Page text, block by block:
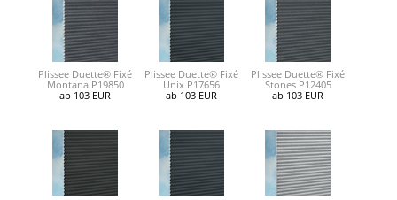
Plissee Duette® Fixé
Montana P19850
ab 103 EUR
Plissee Duette® Fixé
Unix P17656
ab 103 EUR
Plissee Duette® Fixé
Stones P12405
ab 103 EUR